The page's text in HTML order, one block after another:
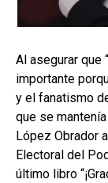
Al asegurar que
importante
y el fanatismo
que se
López Obrador
Electoral del
último libro